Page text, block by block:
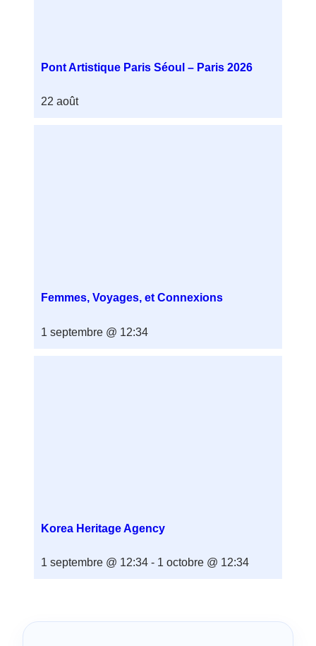
Pont Artistique Paris Séoul – Paris 2026
22 août
Femmes, Voyages, et Connexions
1 septembre @ 12:34
Korea Heritage Agency
1 septembre @ 12:34 - 1 octobre @ 12:34